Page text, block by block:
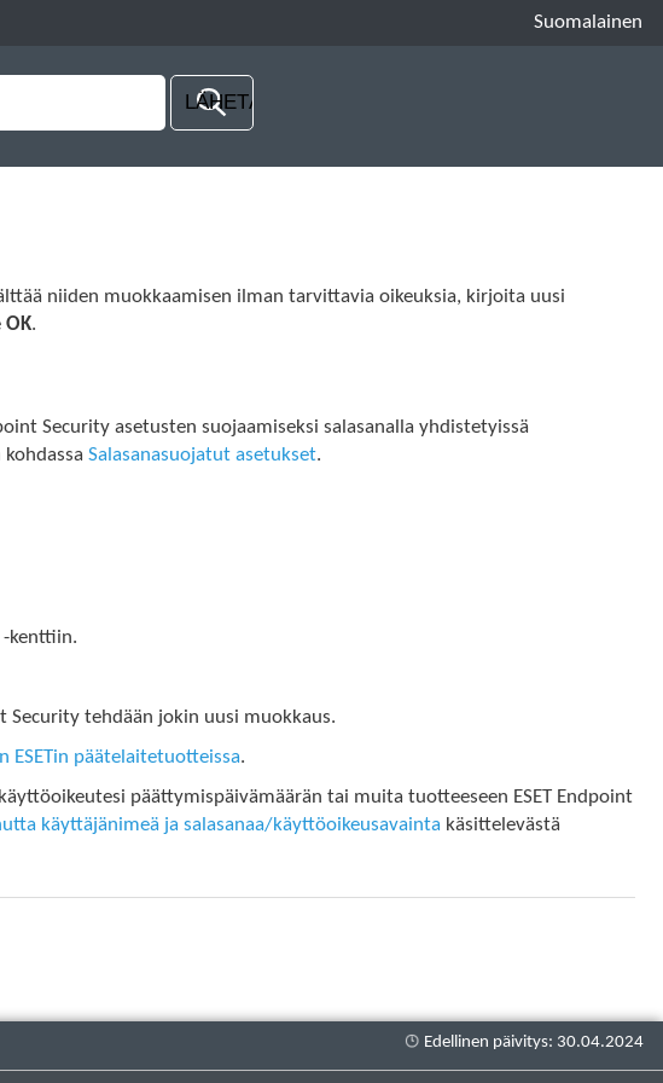
Suomalainen
niiden muokkaamisen ilman tarvittavia oikeuksia, kirjoita uusi
OK.
Security asetusten suojaamiseksi salasanalla yhdistetyissä
kohdassaSalasanasuojatut asetukset.
-kenttiin.
Security tehdään jokin uusi muokkaus.
ESETin päätelaitetuotteissa.
päättymispäivämäärän tai muita tuotteeseen ESET Endpoint
käyttäjänimeä ja salasanaa/käyttöoikeusavainta käsittelevästä